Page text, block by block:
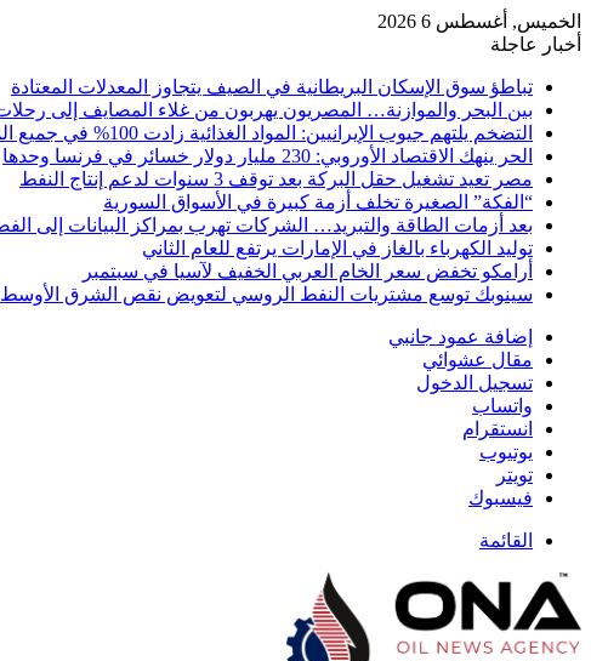
الخميس, أغسطس 6 2026
أخبار عاجلة
تباطؤ سوق الإسكان البريطانية في الصيف يتجاوز المعدلات المعتادة
بين البحر والموازنة… المصريون يهربون من غلاء المصايف إلى رحلات
التضخم يلتهم جيوب الإيرانيين: المواد الغذائية زادت 100% في جميع المحافظات
الحر ينهك الاقتصاد الأوروبي: 230 مليار دولار خسائر في فرنسا وحدها
مصر تعيد تشغيل حقل البركة بعد توقف 3 سنوات لدعم إنتاج النفط
“الفكة” الصغيرة تخلف أزمة كبيرة في الأسواق السورية
بعد أزمات الطاقة والتبريد… الشركات تهرب بمراكز البيانات إلى
توليد الكهرباء بالغاز في الإمارات يرتفع للعام الثاني
أرامكو تخفض سعر الخام العربي الخفيف لآسيا في سبتمبر
سينوبك توسع مشتريات النفط الروسي لتعويض نقص الشرق الأوسط
إضافة عمود جانبي
مقال عشوائي
تسجيل الدخول
واتساب
انستقرام
يوتيوب
تويتر
فيسبوك
القائمة